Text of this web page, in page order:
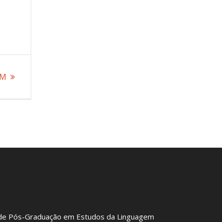
Pós-Graduação em Estudos da Linguagem